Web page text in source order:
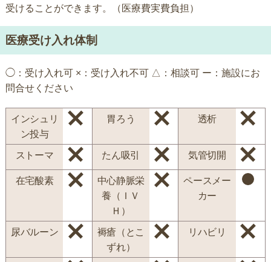
受けることができます。（医療費実費負担）
医療受け入れ体制
◯：受け入れ可 ×：受け入れ不可 △：相談可 ー：施設にお
問合せください
インシュリ
ン投与
胃ろう 透析
ストーマ たん吸引 気管切開
在宅酸素
中心静脈栄
養（ＩＶ
Ｈ）
ペースメー
カー
尿バルーン
褥瘡（とこ
ずれ）
リハビリ